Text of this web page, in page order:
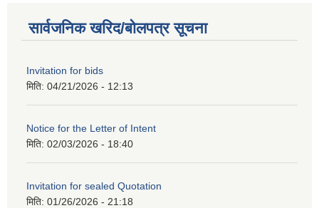
सार्वजनिक खरिद/बोलपत्र सूचना
Invitation for bids
मिति: 04/21/2026 - 12:13
Notice for the Letter of Intent
मिति: 02/03/2026 - 18:40
Invitation for sealed Quotation
मिति: 01/26/2026 - 21:18